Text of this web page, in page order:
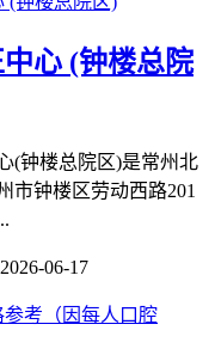
心 (钟楼总院
(钟楼总院区)是常州北
市钟楼区劳动西路201
2026-06-17